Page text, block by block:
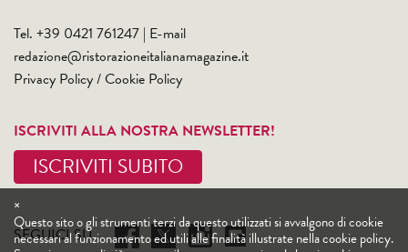
Tel. +39 0421 761247 | E-mail
redazione@ristorazioneitalianamagazine.it
Privacy Policy/Cookie Policy
ISCRIVITI ALLA NOSTRA NEWSLETTER!
ISCRIVITI SUBITO
SEGUICI SU
×
Questo sito o gli strumenti terzi da questo utilizzati si avvalgono di cookie
necessari al funzionamento ed utili alle finalità illustrate nella cookie policy.